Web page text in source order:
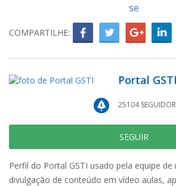
se
COMPARTILHE:
Portal GSTI
25104
SEGUIR
Perfil do Portal GSTI usado pela equipe de
divulgação de conteúdo em vídeo aulas,